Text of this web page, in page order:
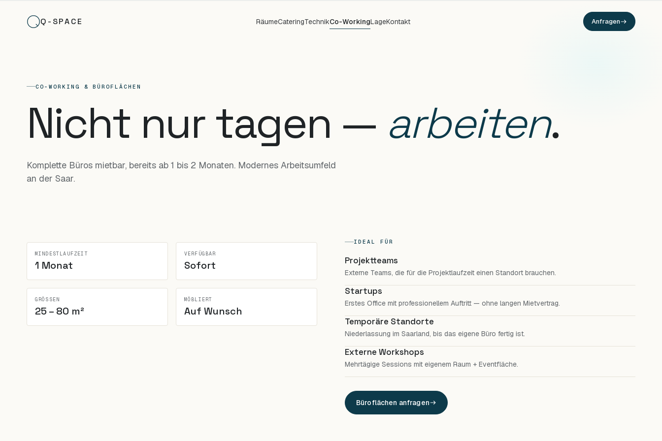
Q-SPACE RäumeCateringTechnikCo-WorkingLageKontakt Anfragen
CO-WORKING & BÜROFLÄCHEN
Nicht nur tagen — arbeiten.
Komplette Büros mietbar, bereits ab 1 bis 2 Monaten. Modernes Arbeitsumfeld
an der Saar.
BÜRO · OG
MINDESTLAUFZEIT
1 Monat
VERFÜGBAR
Sofort
GRÖSSEN
25 – 80 m²
MÖBLIERT
Auf Wunsch
IDEAL FÜR
Projektteams
Externe Teams, die für die Projektlaufzeit einen Standort brauchen.
Startups
Erstes Office mit professionellem Auftritt — ohne langen Mietvertrag.
Temporäre Standorte
Niederlassung im Saarland, bis das eigene Büro fertig ist.
Externe Workshops
Mehrtägige Sessions mit eigenem Raum + Eventfläche.
Büroflächen anfragen